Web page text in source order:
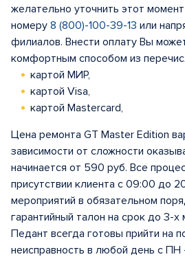
желательно уточнить этот
номеру 8 (800)-100-39-13 или
филиалов. Внести оплату Вы
комфортным способом из
картой МИР,
картой Visa,
картой Mastercard,
Цена ремонта GT Master Edition
зависимости от сложности
начинается от 590 руб. Все
присутствии клиента с 09:00 до
мероприятий в обязательном
гарантийный талон на срок до 3-х
Педант всегда готовы прийти на
неисправность в любой день с